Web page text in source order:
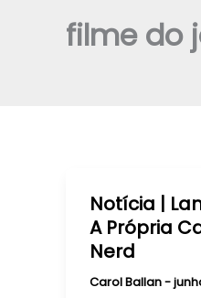
filme do
Notícia |
A Própria
Nerd
Carol Ballan-